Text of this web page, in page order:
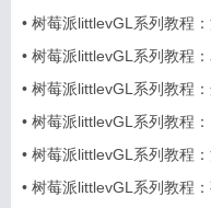
• 树莓派littlevGL系列教程
• 树莓派littlevGL系列教程
• 树莓派littlevGL系列教程
• 树莓派littlevGL系列教程
• 树莓派littlevGL系列教程
• 树莓派littlevGL系列教程